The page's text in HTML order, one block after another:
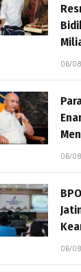
06/
06/
06/